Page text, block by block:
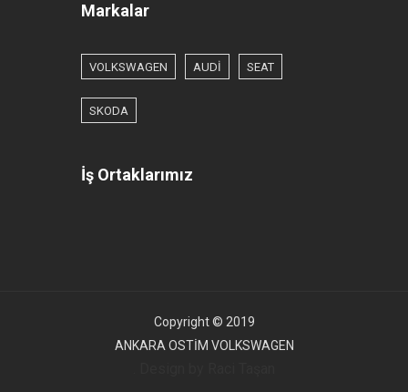
Markalar
VOLKSWAGEN AUDİ SEAT
SKODA
İş Ortaklarımız
Copyright © 2019
ANKARA OSTİM VOLKSWAGEN